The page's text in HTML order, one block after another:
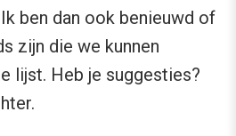
ben dan ook benieuwd of
zijn die we kunnen
lijst. Heb je suggesties?